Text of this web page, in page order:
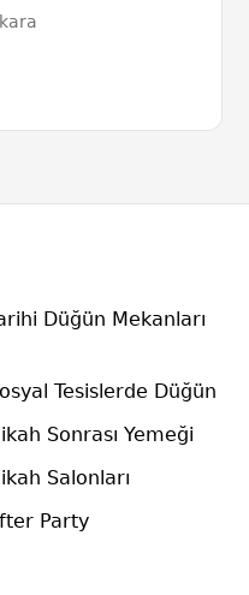
Düğün Mekanları
Tesislerde Düğün
Sonrası Yemeği
Salonları
Party